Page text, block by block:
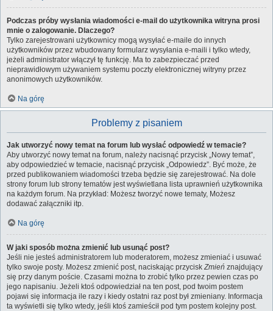
Podczas próby wysłania wiadomości e-mail do użytkownika witryna prosi
mnie o zalogowanie. Dlaczego?
Tylko zarejestrowani użytkownicy mogą wysyłać e-maile do innych
użytkowników przez wbudowany formularz wysyłania e-maili i tylko wtedy,
jeżeli administrator włączył tę funkcję. Ma to zabezpieczać przed
nieprawidłowym używaniem systemu poczty elektronicznej witryny przez
anonimowych użytkowników.
Na górę
Problemy z pisaniem
Jak utworzyć nowy temat na forum lub wysłać odpowiedź w temacie?
Aby utworzyć nowy temat na forum, należy nacisnąć przycisk „Nowy temat”,
aby odpowiedzieć w temacie, nacisnąć przycisk „Odpowiedz”. Być może, że
przed publikowaniem wiadomości trzeba będzie się zarejestrować. Na dole
strony forum lub strony tematów jest wyświetlana lista uprawnień użytkownika
na każdym forum. Na przykład: Możesz tworzyć nowe tematy, Możesz
dodawać załączniki itp.
Na górę
W jaki sposób można zmienić lub usunąć post?
Jeśli nie jesteś administratorem lub moderatorem, możesz zmieniać i usuwać
tylko swoje posty. Możesz zmienić post, naciskając przyciskZmień znajdujący
się przy danym poście. Czasami można to zrobić tylko przez pewien czas po
jego napisaniu. Jeżeli ktoś odpowiedział na ten post, pod twoim postem
pojawi się informacja ile razy i kiedy ostatni raz post był zmieniany. Informacja
ta wyświetli się tylko wtedy, jeśli ktoś zamieścił pod tym postem kolejny post.